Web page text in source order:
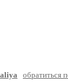
обратиться